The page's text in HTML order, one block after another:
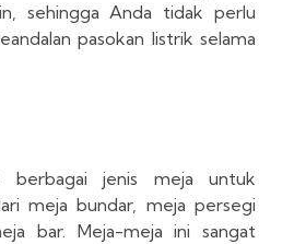
sehingga Anda tidak perlu
pasokan listrik selama
berbagai jenis meja untuk
meja bundar, meja persegi
bar. Meja-meja ini sangat